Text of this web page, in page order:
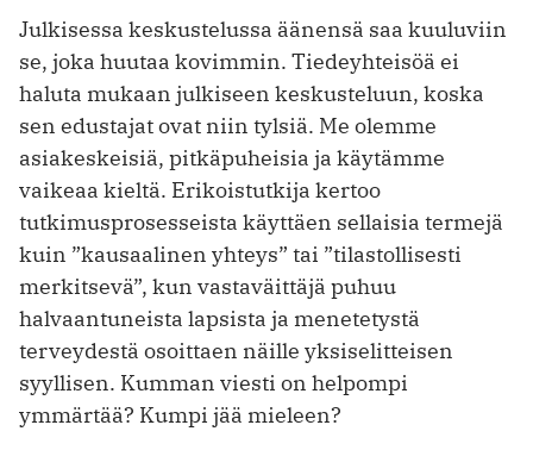
Julkisessa keskustelussa äänensä saa kuuluviin
se, joka huutaa kovimmin. Tiedeyhteisöä ei
haluta mukaan julkiseen keskusteluun, koska
sen edustajat ovat niin tylsiä. Me olemme
asiakeskeisiä, pitkäpuheisia ja käytämme
vaikeaa kieltä. Erikoistutkija kertoo
tutkimusprosesseista käyttäen sellaisia termejä
kuin ”kausaalinen yhteys” tai ”tilastollisesti
merkitsevä”, kun vastaväittäjä puhuu
halvaantuneista lapsista ja menetetystä
terveydestä osoittaen näille yksiselitteisen
syyllisen. Kumman viesti on helpompi
ymmärtää? Kumpi jää mieleen?